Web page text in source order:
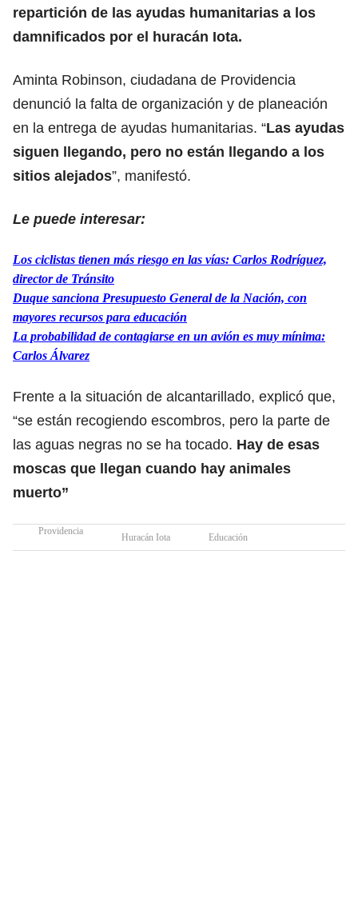
repartición de las ayudas humanitarias a los
damnificados por el huracán Iota.
Aminta Robinson, ciudadana de Providencia
denunció la falta de organización y de planeación
en la entrega de ayudas humanitarias. “Las ayudas
siguen llegando, pero no están llegando a los
sitios alejados”, manifestó.
Le puede interesar:
Los ciclistas tienen más riesgo en las vías: Carlos Rodríguez,
director de Tránsito
Duque sanciona Presupuesto General de la Nación, con
mayores recursos para educación
La probabilidad de contagiarse en un avión es muy mínima:
Carlos Álvarez
Frente a la situación de alcantarillado, explicó que,
“se están recogiendo escombros, pero la parte de
las aguas negras no se ha tocado. Hay de esas
moscas que llegan cuando hay animales
muerto”
Providencia
Huracán Iota Educación